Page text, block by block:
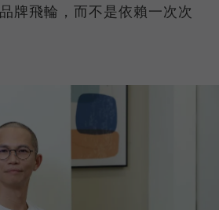
牌飛輪，而不是依賴一次次